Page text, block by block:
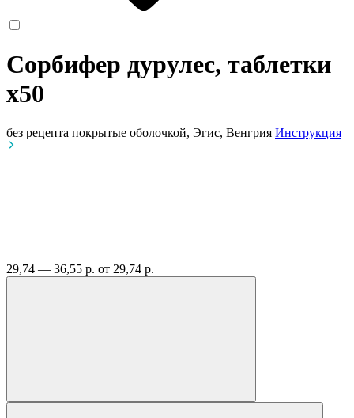
Сорбифер дурулес, таблетки
x50
без рецепта покрытые оболочкой, Эгис, Венгрия Инструкция
29,74 — 36,55 р. от 29,74 р.